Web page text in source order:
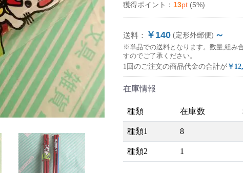
獲得ポイント： 13pt (5%)
送料： ￥140 (定形外郵便) ～
※単品での送料となります。数量,組み
すのでご了承ください。
1回のご注文の商品代金の合計が ￥
在庫情報
種類 在庫数
種類1 8
種類2 1